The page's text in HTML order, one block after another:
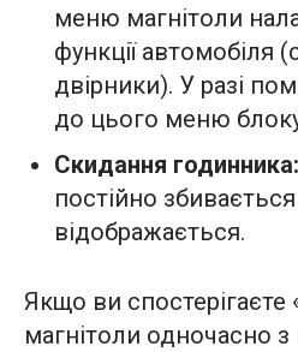
меню магнітоли
функції автомобіля
двірники). У разі
до цього меню
Скидання годинника:
постійно
відображається.
Якщо ви спостерігаєте
магнітоли одночасно